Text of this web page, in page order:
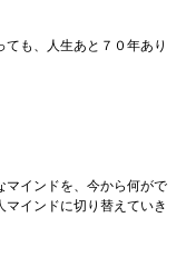
ても、人生あと７０年あり
マインドを、今から何がで
マインドに切り替えていき